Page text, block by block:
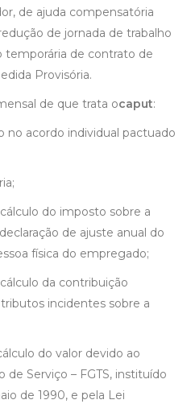
de ajuda compensatória
de jornada de trabalho
temporária de contrato de
Provisória.
de que trata ocaput:
no acordo individual pactuado
do imposto sobre a
de ajuste anual do
física do empregado;
da contribuição
incidentes sobre a
do valor devido ao
de Serviço – FGTS, instituído
de 1990, e pela Lei